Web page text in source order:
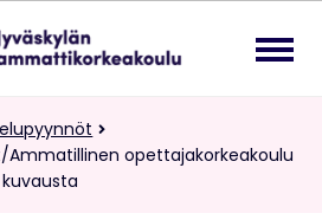
Ammatillinen opettajakorkeakoulu
kuvausta